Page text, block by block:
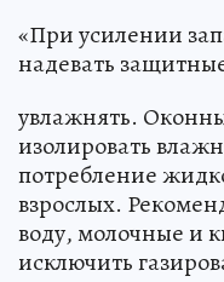
«При усилении
надевать
увлажнять.
изолировать
потребление
взрослых.
воду, молочные и
исключить